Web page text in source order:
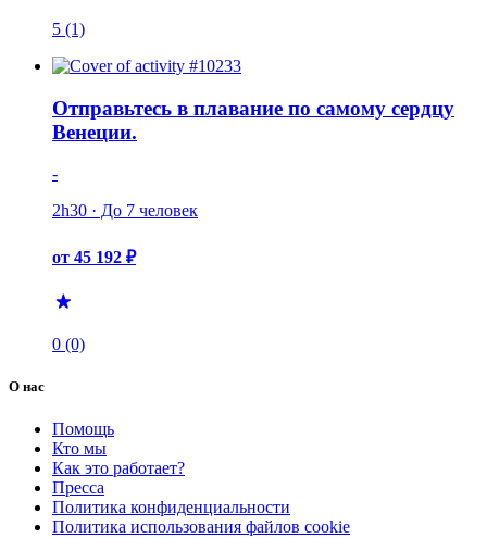
5 (1)
Отправьтесь в плавание по самому сердцу
Венеции.
-
2h30 · До 7 человек
от 45 192 ₽
0 (0)
О нас
Помощь
Кто мы
Как это работает?
Пресса
Политика конфиденциальности
Политика использования файлов cookie